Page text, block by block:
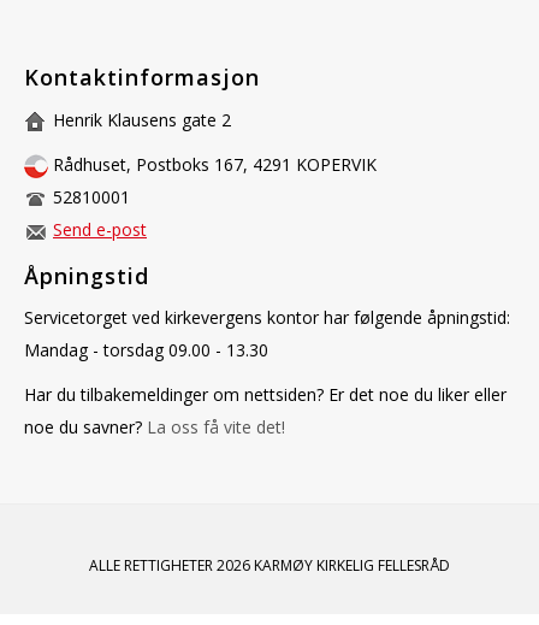
Kontaktinformasjon
Henrik Klausens gate 2
Rådhuset, Postboks 167, 4291 KOPERVIK
52810001
Send e-post
Åpningstid
Servicetorget ved kirkevergens kontor har følgende åpningstid:
Mandag - torsdag 09.00 - 13.30
Har du tilbakemeldinger om nettsiden? Er det noe du liker eller
noe du savner? La oss få vite det!
ALLE RETTIGHETER 2026 KARMØY KIRKELIG FELLESRÅD